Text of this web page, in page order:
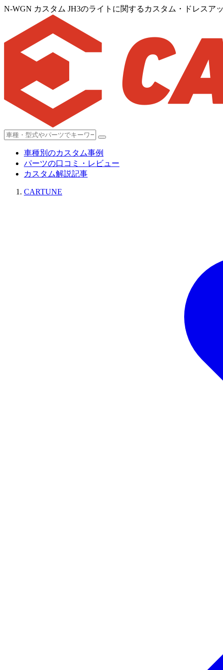
N-WGN カスタム JH3のライトに関するカスタム・ドレスア
車種別のカスタム事例
パーツの口コミ・レビュー
カスタム解説記事
CARTUNE